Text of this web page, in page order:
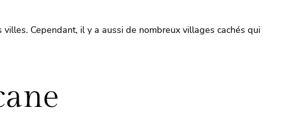
Cependant, il y a aussi de nombreux villages cachés qui